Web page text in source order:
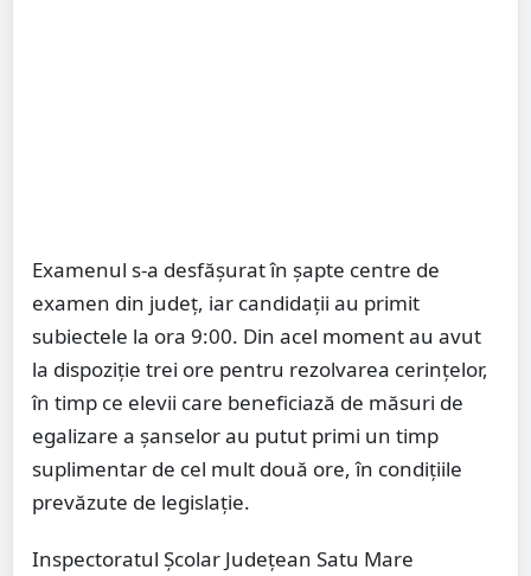
Examenul s-a desfășurat în șapte centre de
examen din județ, iar candidații au primit
subiectele la ora 9:00. Din acel moment au avut
la dispoziție trei ore pentru rezolvarea cerințelor,
în timp ce elevii care beneficiază de măsuri de
egalizare a șanselor au putut primi un timp
suplimentar de cel mult două ore, în condițiile
prevăzute de legislație.
Inspectoratul Școlar Județean Satu Mare